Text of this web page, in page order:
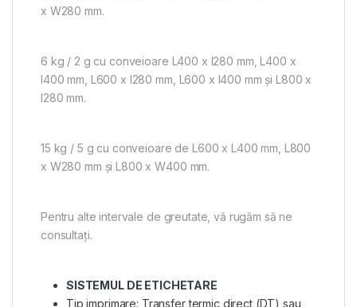
x W280 mm.
6 kg / 2 g cu conveioare L400 x l280 mm, L400 x
l400 mm, L600 x l280 mm, L600 x l400 mm și L800 x
l280 mm.
15 kg / 5 g cu conveioare de L600 x L400 mm, L800
x W280 mm și L800 x W400 mm.
Pentru alte intervale de greutate, vă rugăm să ne
consultați.
SISTEMUL DE ETICHETARE
Tip imprimare: Transfer termic direct (DT) sau